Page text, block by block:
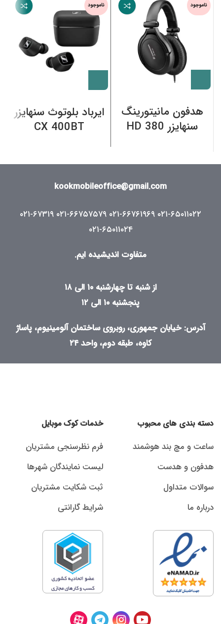
ناموجود
هدفون مانیتورینگ
سنهایزر HD 380
ناموجود
ایرباد بلوتوث سنهایزر
CX 400BT
kookmobileoffice@gmail.com
۰۲۱-۶۷۳۱۹ ۰۲۱-۶۶۷۵۷۵۷۹ ۰۲۱-۶۶۷۶۱۹۶۹ ۰۲۱-۶۵۰۱۱۰۲۲
۰۲۱-۶۵۰۱۱۰۲۴
متفاوت اندیشیده ایم.
از شنبه تا چهارشنبه ۱۰ الی ۱۸
پنجشنبه ۱۰ الی ۱۲
آدرس: خیابان جمهوری، روبروی ساختمان آلومینیوم، پاساژ
کاوه، طبقه دوم، واحد ۲۴
دسته بندی های محبوب
ساعت و مچ بند هوشمند
هدفون و هدست
سوالات متداول
درباره ما
خدمات کوک موبایل
فرم نظرسنجی مشتریان
لیست نمایندگان شهرها
ثبت شکایت مشتریان
شرایط گارانتی